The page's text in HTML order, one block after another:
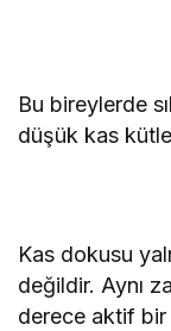
Bu bireylerde
düşük kas
Kas dokusu
değildir. Aynı
derece aktif bir